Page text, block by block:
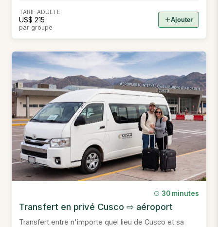
TARIF ADULTE
US$ 215
par groupe
Ajouter
30 minutes
Transfert en privé Cusco ⇨ aéroport
Transfert entre n'importe quel lieu de Cusco et sa